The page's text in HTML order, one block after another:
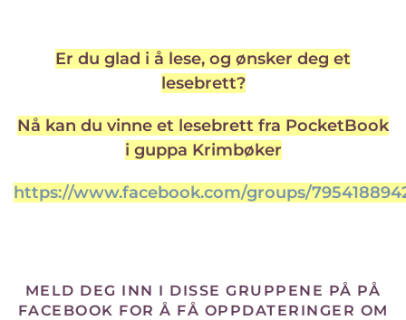
Er du glad i å lese, og ønsker deg et
lesebrett?
Nå kan du vinne et lesebrett fra PocketBook
i guppa Krimbøker
https://www.facebook.com/groups/
MELD DEG INN I DISSE GRUPPENE PÅ PÅ
FACEBOOK FOR Å FÅ OPPDATERINGER OM